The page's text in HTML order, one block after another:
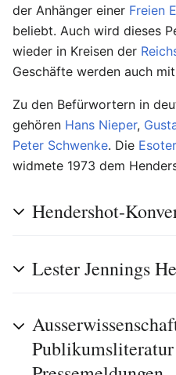
der Anhänger einer Freien
beliebt. Auch wird dieses
wieder in Kreisen der
Geschäfte werden auch
Zu den Befürwortern in
gehören Hans Nieper,
Peter Schwenke. Die
widmete 1973 dem
Hendershot-
Lester Jennings